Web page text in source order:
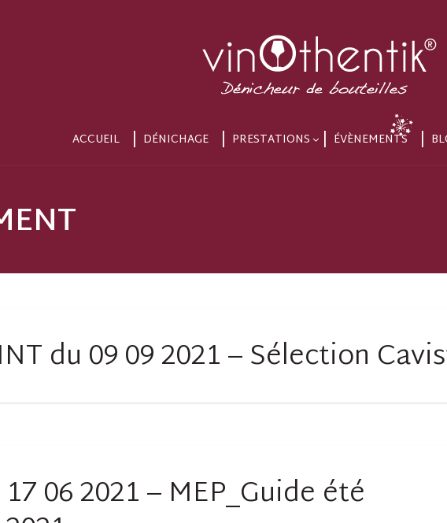
ACCUEIL DÉNICHAGE PRESTATIONS ÉVÈNEMENTS
du 09 09 2021 – Sélection
06 2021 – MEP_Guide été